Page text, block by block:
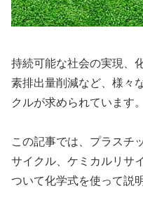
持続可能な社会の実現、
素排出量削減など、様々
クルが求められています。
この記事では、プラスチ
サイクル、ケミカルリサ
ついて化学式を使って説